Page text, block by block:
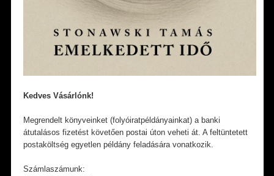
Kedves Vásárlónk!
Megrendelt könyveinket (folyóiratpéldányainkat) a banki
átutalásos fizetést követően postai úton veheti át. A feltüntetett
postaköltség egyetlen példány feladására vonatkozik.
Számlaszámunk: